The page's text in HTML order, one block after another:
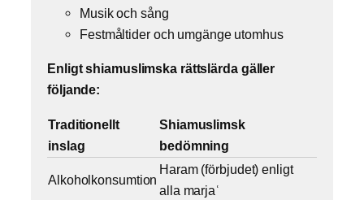
Musik och sång
Festmåltider och umgänge utomhus
Enligt shiamuslimska rättslärda gäller
följande:
Traditionellt
inslag
Shiamuslimsk
bedömning
Alkoholkonsumtion
Haram (förbjudet) enligt
alla marjaʿ